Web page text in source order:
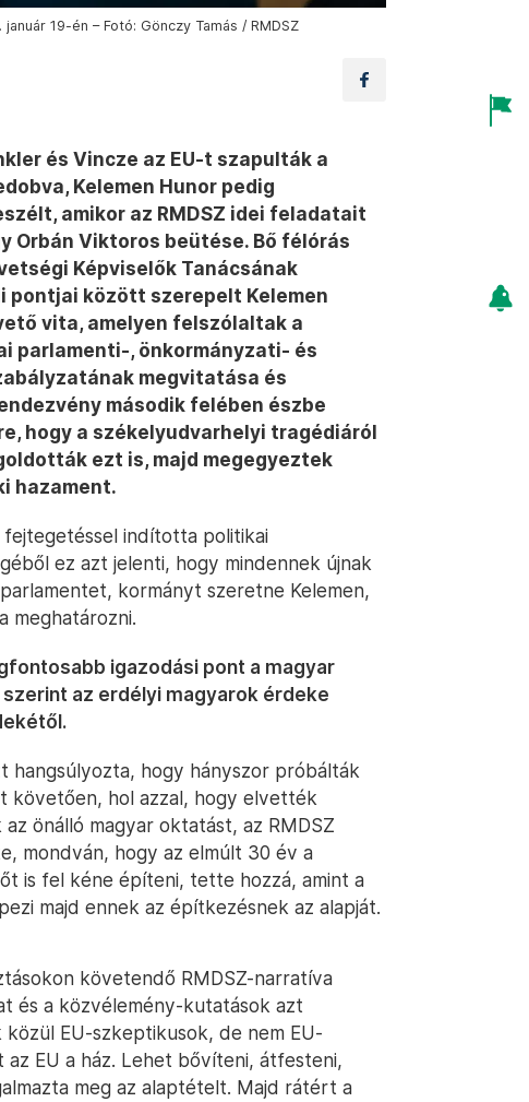
19-én – Fotó: Gönczy Tamás / RMDSZ
és Vincze az EU-t szapulták a
Kelemen Hunor pedig
amikor az RMDSZ idei feladatait
Orbán Viktoros beütése. Bő félórás
Képviselők Tanácsának
pontjai között szerepelt Kelemen
vita, amelyen felszólaltak a
parlamenti-, önkormányzati- és
megvitatása és
második felében észbe
hogy a székelyudvarhelyi tragédiáról
ezt is, majd megegyeztek
hazament.
fejtegetéssel indította politikai
ez azt jelenti, hogy mindennek újnak
kormányt szeretne Kelemen,
meghatározni.
igazodási pont a magyar
az erdélyi magyarok érdeke
hangsúlyozta, hogy hányszor próbálták
követően, hol azzal, hogy elvették
önálló magyar oktatást, az RMDSZ
mondván, hogy az elmúlt 30 év a
is fel kéne építeni, tette hozzá, amint a
majd ennek az építkezésnek az alapját.
követendő RMDSZ-narratíva
és a közvélemény-kutatások azt
EU-szkeptikusok, de nem EU-
az EU a ház. Lehet bővíteni, átfesteni,
meg az alaptételt. Majd rátért a